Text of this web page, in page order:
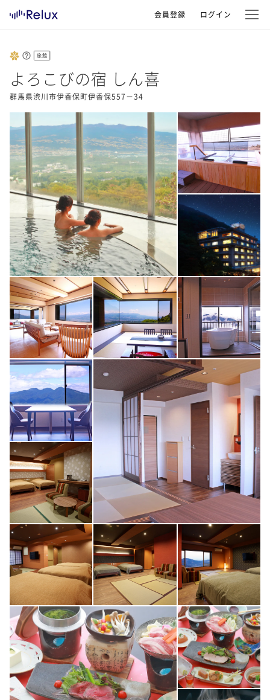
会員登録 ログイン
旅館
よろこびの宿 しん喜
群馬県渋川市伊香保町伊香保557－34